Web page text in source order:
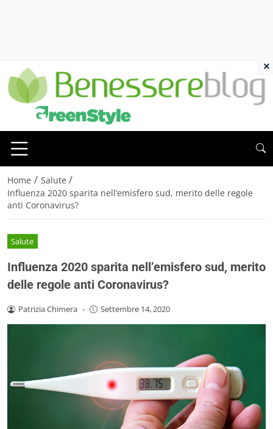
Home / Salute /
Influenza 2020 sparita nell’emisfero sud, merito delle regole
anti Coronavirus?
Salute
Influenza 2020 sparita nell’emisfero sud, merito
delle regole anti Coronavirus?
Patrizia Chimera - Settembre 14, 2020
×